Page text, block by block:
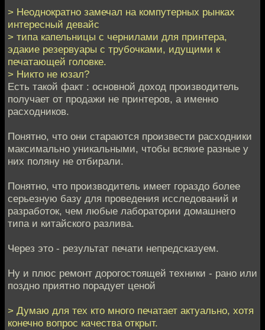
> Неоднократно замечал на компутерных рынках
интересный девайс
> типа капельницы с чернилами для принтера,
эдакие резервуары с трубочками, идущими к
печатающей головке.
> Никто не юзал?
Есть такой факт : основной доход производитель
получает от продажи не принтеров, а именно
расходников.
Понятно, что они стараются произвести расходники
максимально уникальными, чтобы всякие разные у
них поляну не отбирали.
Понятно, что производитель имеет гораздо более
серьезную базу для проведения исследований и
разработок, чем любые лаборатории домашнего
типа и китайского разлива.
Через это - результат печати непредсказуем.
Ну и плюс ремонт дорогостоящей техники - рано или
поздно приятно порадует ценой
> Думаю для тех кто много печатает актуально, хотя
конечно вопрос качества открыт.